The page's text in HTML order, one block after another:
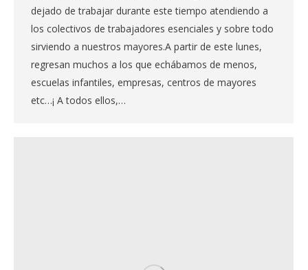
dejado de trabajar durante este tiempo atendiendo a
los colectivos de trabajadores esenciales y sobre todo
sirviendo a nuestros mayores.A partir de este lunes,
regresan muchos a los que echábamos de menos,
escuelas infantiles, empresas, centros de mayores
etc…¡ A todos ellos,…